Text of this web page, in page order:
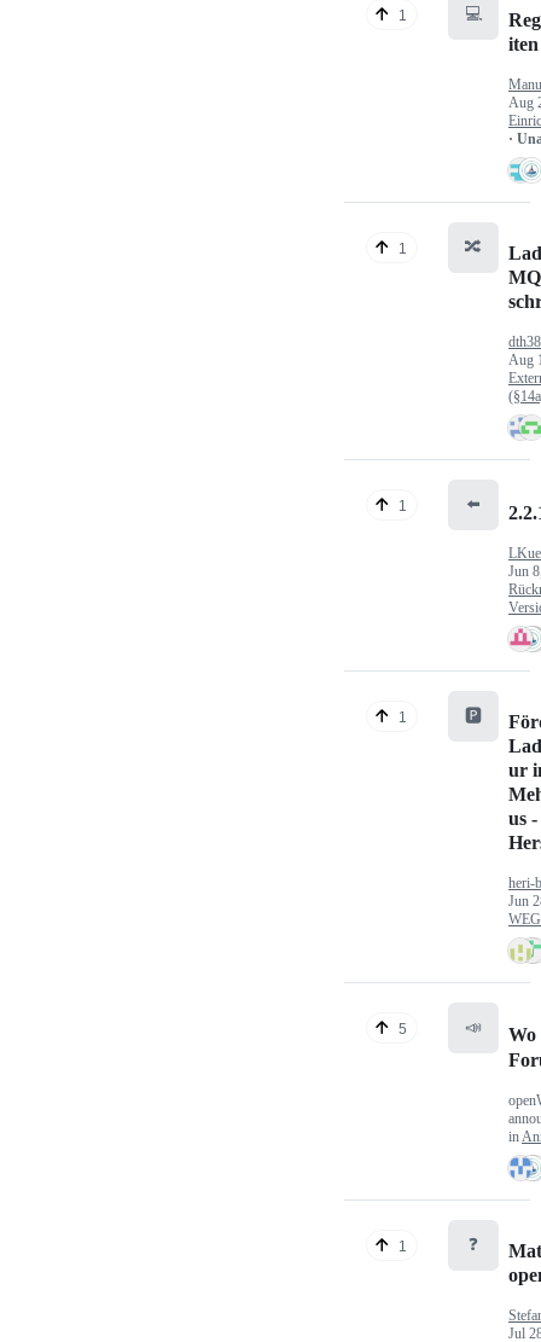
1 💻
iten
Aug
·
1 🔀
Aug
1 ⬅️
Jun
1 🅿️
ur
us -
heri-
Jun
5 📣
Wo
in
1 ❓
Jul